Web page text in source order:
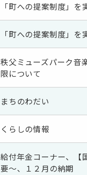
「町への提案制度」を
「町への提案制度」を
秩父ミューズパーク音
限について
まちのわだい
くらしの情報
給付年金コーナー、【
要～、１２月の納期